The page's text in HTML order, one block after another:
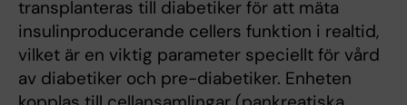
transplanteras till diabetiker för att mäta
insulinproducerande cellers funktion i realtid,
vilket är en viktig parameter speciellt för vård
av diabetiker och pre-diabetiker. Enheten